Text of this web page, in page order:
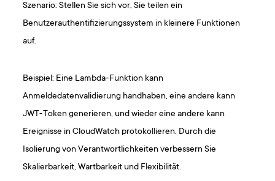
Szenario: Stellen Sie sich vor, Sie teilen ein
Benutzerauthentifizierungssystem in kleinere Funktionen
auf.
Beispiel: Eine Lambda-Funktion kann
Anmeldedatenvalidierung handhaben, eine andere kann
JWT-Token generieren, und wieder eine andere kann
Ereignisse in CloudWatch protokollieren. Durch die
Isolierung von Verantwortlichkeiten verbessern Sie
Skalierbarkeit, Wartbarkeit und Flexibilität.